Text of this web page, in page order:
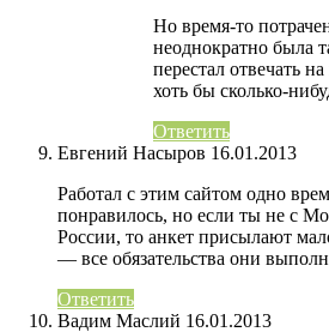
Но время-то
неоднократно была
перестал отвечать
хоть бы сколько-
Ответить
Евгений Насыров 16.01.2013
Работал с этим сайтом одно
понравилось, но если ты не с
России, то анкет присылают
— все обязательства они
Ответить
Вадим Маслий 16.01.2013